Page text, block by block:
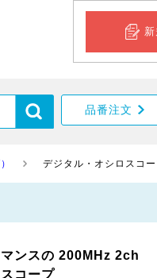
品番注文
デジタル・オシロスコ
ンスの 200MHz 2ch
コープ